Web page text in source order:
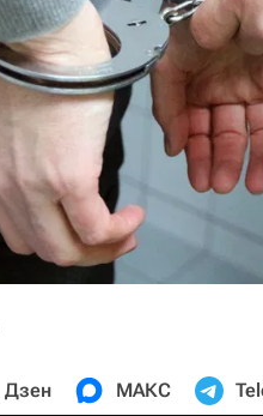
Дзен МАКС